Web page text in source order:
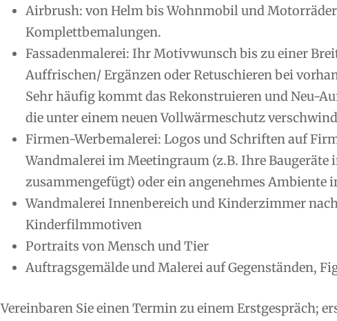
Airbrush: von Helm bis Wohnmobil und
Komplettbemalungen.
Fassadenmalerei: Ihr Motivwunsch bis zu einer
Auffrischen/ Ergänzen oder Retuschieren bei
Sehr häufig kommt das Rekonstruieren und Neu-
die unter einem neuen Vollwärmeschutz
Firmen-Werbemalerei: Logos und Schriften auf
Wandmalerei im Meetingraum (z.B. Ihre
zusammengefügt) oder ein angenehmes Ambiente
Wandmalerei Innenbereich und Kinderzimmer
Kinderfilmmotiven
Portraits von Mensch und Tier
Auftragsgemälde und Malerei auf Gegenständen,
Vereinbaren Sie einen Termin zu einem Erstgespräch;